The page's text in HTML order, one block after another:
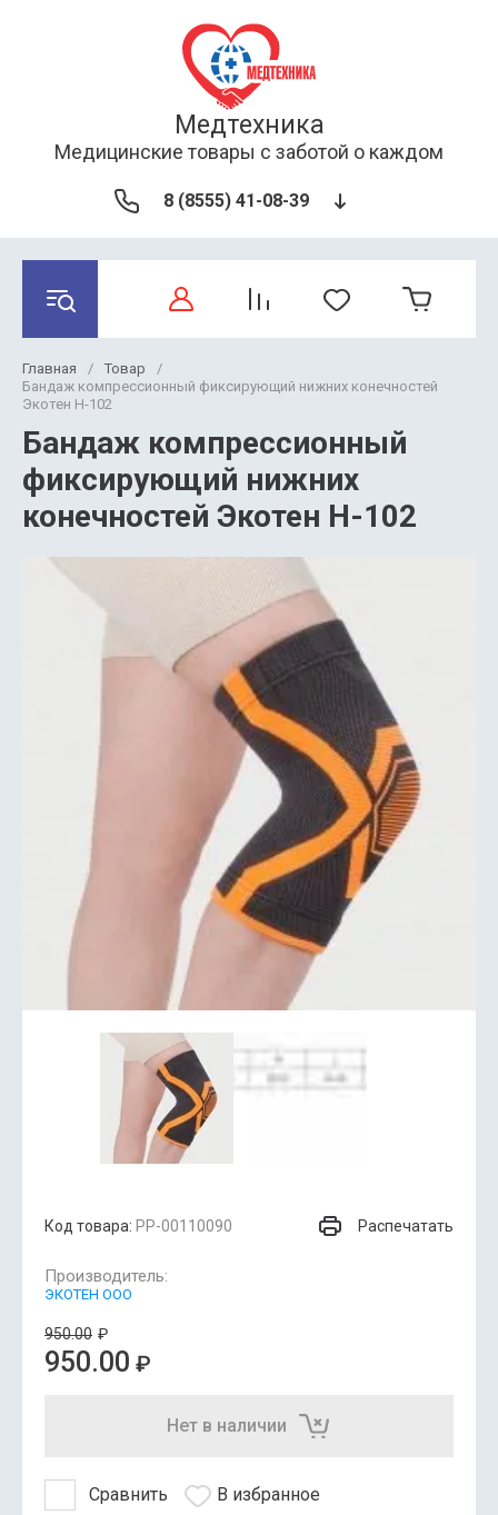
Медтехника
Медицинские товары с заботой о каждом
8 (8555) 41-08-39
Главная / Товар
/
Бандаж компрессионный фиксирующий нижних конечностей
Экотен Н-102
Бандаж компрессионный
фиксирующий нижних
конечностей Экотен Н-102
Код товара: РР-00110090 Распечатать
Производитель:
ЭКОТЕН ООО
950.00 ₽
950.00 ₽
Нет в наличии
Сравнить В избранное